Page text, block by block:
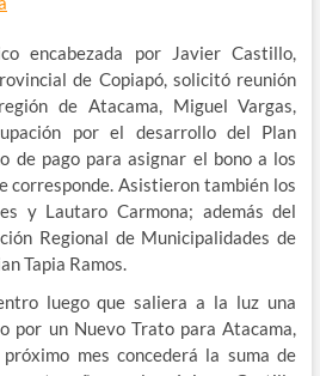
encabezada por Javier Castillo,
de Copiapó, solicitó reunión
de Atacama, Miguel Vargas,
por el desarrollo del Plan
de pago para asignar el bono a los
corresponde. Asistieron también los
y Lautaro Carmona; además del
Regional de Municipalidades de
Tapia Ramos.
luego que saliera a la luz una
por un Nuevo Trato para Atacama,
mes concederá la suma de